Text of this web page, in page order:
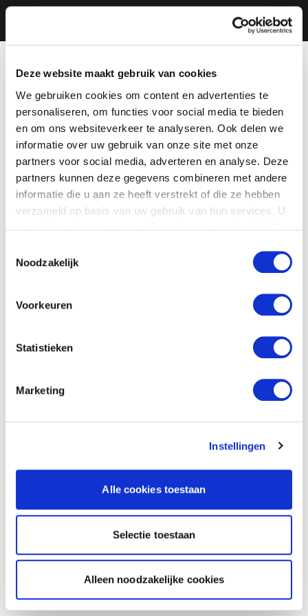
Deze website maakt gebruik van cookies
We gebruiken cookies om content en advertenties te
personaliseren, om functies voor social media te bieden
en om ons websiteverkeer te analyseren. Ook delen we
informatie over uw gebruik van onze site met onze
partners voor social media, adverteren en analyse. Deze
partners kunnen deze gegevens combineren met andere
informatie die u aan ze heeft verstrekt of die ze hebben
verzameld op basis van uw gebruik van hun services. U
Noodzakelijk
Voorkeuren
Statistieken
Marketing
Instellingen
Alle cookies toestaan
Selectie toestaan
Alleen noodzakelijke cookies